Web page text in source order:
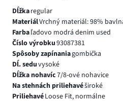
Dĺžkaregular
MateriálVrchný materiál: 98%
Farbaľadovo modrá denim used
Číslo výrobku93087381
Spôsoby zapínaniagombička
Dĺ. seduvysoké
Dĺžka nohavíc7/8-ové nohavice
Na stehnách priliehavéširoké
PriliehavéLoose Fit, normálne